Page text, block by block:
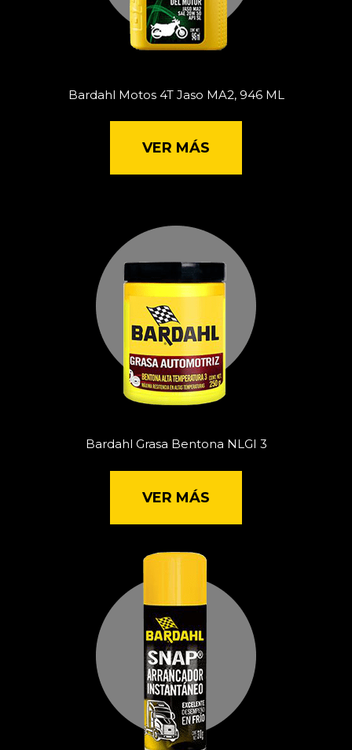
Bardahl Motos 4T Jaso MA2, 946 ML
VER MÁS
Bardahl Grasa Bentona NLGI 3
VER MÁS